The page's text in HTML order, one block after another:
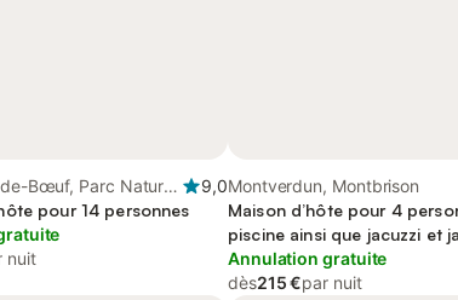
Bœuf, Parc Naturel
9,0
pour 14 personnes
nuit
Montverdun, Montbrison
Maison d’hôte pour 4
piscine ainsi que jacuzzi et
Annulation gratuite
dès215 €par nuit